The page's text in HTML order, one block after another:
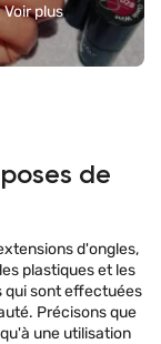
Voir plus
de
d'ongles,
plastiques et les
qui sont effectuées
Précisons que
une utilisation